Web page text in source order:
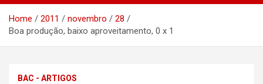
Home 2011 novembro
28
Boa produção, baixo aproveitamento, 0 x 1
BAC - ARTIGOS